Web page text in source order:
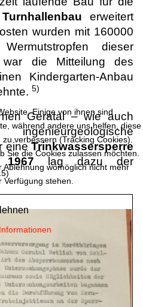
Turnhallenbau erweitert
wurden mit 160000
dieser
war die Mitteilung des
Kindergarten-Anbau
5)
Geratal – wie auch
eineTrinkwassersperre
1967 lag dazu der
Einige von ihnen sind
während andere uns helfen, diese
verbessern (Tracking Cookies).
Sie die Cookies zulassen möchten.
womöglich nicht mehr
stehen.